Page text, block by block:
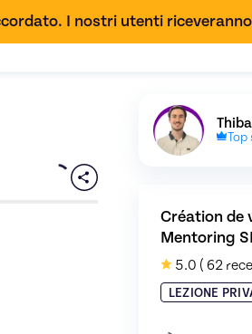
I nostri utenti
di Thibault - immagine 0
Scopri
Top
Création de
Mentoring
5.0 ( 62
LEZIONE